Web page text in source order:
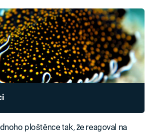
ploštěnce tak, že reagoval na